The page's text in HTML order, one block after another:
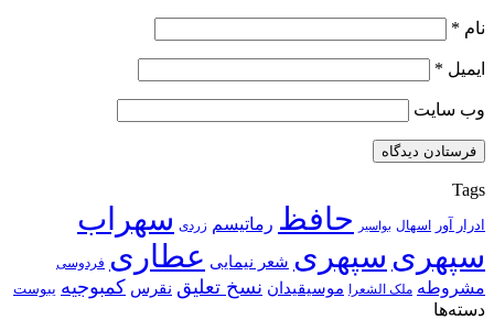
نام *
ایمیل *
وب‌ سایت
Tags
ادرار آور اسهال بواسیر حافظ رماتیسم زردی سهراب
سپهری سپهری شعر نیمایی عطاری فردوسی
مشروطه ملک الشعرا موسیقیدان نسخ تعلیق نقرس کمبوجیه یبوست
دسته‌ها